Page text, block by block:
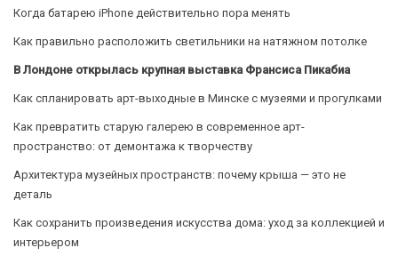
Когда батарею iPhone действительно пора менять
Как правильно расположить светильники на натяжном потолке
В Лондоне открылась крупная выставка Франсиса Пикабиа
Как спланировать арт-выходные в Минске с музеями и прогулками
Как превратить старую галерею в современное арт-
пространство: от демонтажа к творчеству
Архитектура музейных пространств: почему крыша — это не
деталь
Как сохранить произведения искусства дома: уход за коллекцией и
интерьером